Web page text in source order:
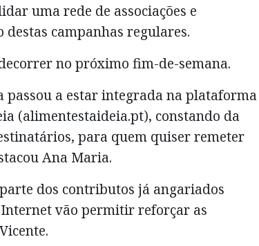
uma rede de associações e
campanhas regulares.
no próximo fim-de-semana.
passou a estar integrada na plataforma
(alimentestaideia.pt), constando da
para quem quiser remeter
Ana Maria.
dos contributos já angariados
vão permitir reforçar as